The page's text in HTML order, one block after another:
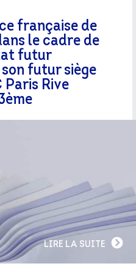
française de
le cadre de
futur
futur siège
Paris Rive
LIRE LA SUITE